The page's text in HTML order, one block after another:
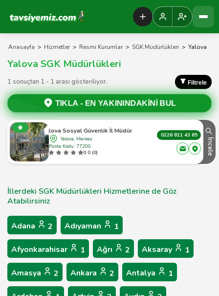
Tavsiyemiz Anasayfa
Anasayfa > Hizmetler > Resmi Kurumlar > SGK Müdürlükleri > Yalova
Yalova SGK Müdürlükleri
1 sonuçtan 1 - 1 arası gösteriliyor. Filtrele
TIKLA - EN YAKININDAKİNİ BUL
Yalova Sosyal Güvenlik İl Müdürlüğü
Yalova, Merkez
Posta Kodu: 77200
0.0 (0)
0226 811 43 65
İncele
İllerdeki SGK Müdürlükleri Hizmetlerine de Göz
Atabilirsiniz
Adana 2 Adıyaman 1
Afyonkarahisar 1 Ağrı 2 Aksaray 1
Amasya 2 Ankara 2 Antalya 1